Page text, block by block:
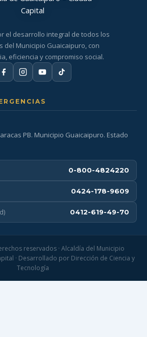
el desarrollo integral de todos los
del Municipio Guaicaipuro, con
eficiencia y compromiso social.
PB. Municipio Guaicaipuro. Estado
0-800-4824220
0424-178-9609
0412-619-49-70
reservados · Alcaldía del Municipio
· Desarrollado por Dirección de Ciencia y
Tecnología